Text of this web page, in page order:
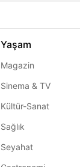
Yaşam
Magazin
Sinema & TV
Kültür-Sanat
Sağlık
Seyahat